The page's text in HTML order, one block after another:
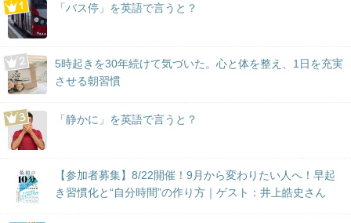
「バス停」を英語で言うと？
5時起きを30年続けて気づいた。心と体を整え、1日を充実
させる朝習慣
「静かに」を英語で言うと？
【参加者募集】8/22開催！9月から変わりたい人へ！早起
き習慣化と“自分時間”の作り方｜ゲスト：井上皓史さん